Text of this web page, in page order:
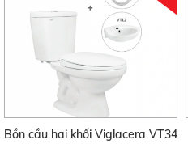
Bồn cầu hai khối Viglacera VT34